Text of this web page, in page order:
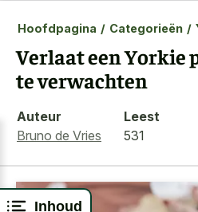
Inhoud
Hoofdpagina / Categorieën /
Verlaat een Yorkie
te verwachten
Auteur
Bruno de Vries
Leest
531